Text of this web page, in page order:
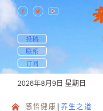
投稿
联系
订阅
2026年8月9日 星期日
感悟健康 养生之道